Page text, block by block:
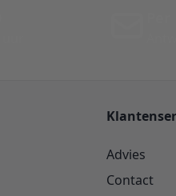
Advies
Contact